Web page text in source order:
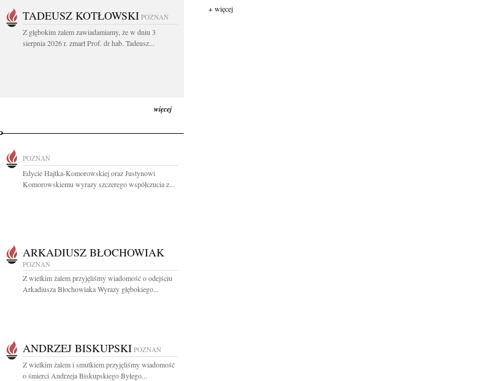
TADEUSZ KOTŁOWSKI POZNAŃ
Z głębokim żalem zawiadamiamy, że w dniu 3
sierpnia 2026 r. zmarł Prof. dr hab. Tadeusz...
więcej
POZNAŃ
Edycie Hajtka-Komorowskiej oraz Justynowi
Komorowskiemu wyrazy szczerego współczucia z...
ARKADIUSZ BŁOCHOWIAK
POZNAŃ
Z wielkim żalem przyjęliśmy wiadomość o odejściu
Arkadiusza Błochowiaka Wyrazy głębokiego...
ANDRZEJ BISKUPSKI POZNAŃ
Z wielkim żalem i smutkiem przyjęliśmy wiadomość
o śmierci Andrzeja Biskupskiego Byłego...
+ więcej